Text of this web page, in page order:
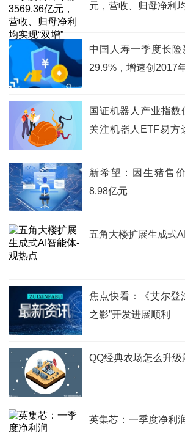
元，营收、归母净利
中国人寿一季度长
29.9%，增速创2017
国证机器人产业指数
关注机器人ETF易方
新希望：因生猪售
8.98亿元
五角大楼扩展生成式
焦点快看：《艾尔登
之影”开发进展顺利
QQ经典农场怎么升级
英集芯：一季度净利